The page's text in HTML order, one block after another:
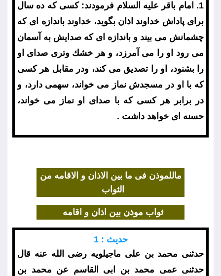
1. امام باقر عليه السلام فرمودند: كسى كه ده سال
براى پاداش خداوند اذان بگويد، خداوند باندازه اى كه
چشمانش مى بيند و باندازه اى كه صدايش به آسمان
مى رود او را مى آمرزد، و هر خشك وترى صداى او
را بشنود، او را تصديق مى كند، ودر مقابل هر كسى
كه با او در مسجدش نماز مى خواند، سهمى دارد، و
در برابر هر كسى كه با صداى او نماز مى خواند،
حسنه اى خواهد داشت .
ماللموذن فى ما بين الاذان و الاقامه من
الثواب
ثواب موذن بين اذان و اقامه
حديث : 1
حدثنى محمد بن على ماجيلويه رضى الله عنه قال
حدثنى عمى محمد بن ابى القاسم عن محمد بن